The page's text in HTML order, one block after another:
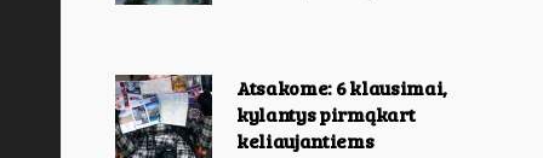
Atsakome: 6 klausimai,
kylantys pirmąkart
keliaujantiems